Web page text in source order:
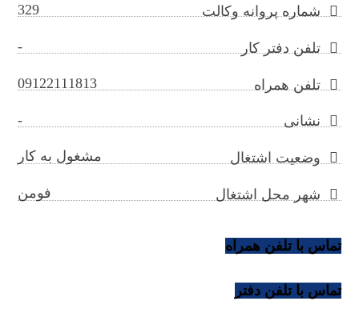
شماره پروانه وکالت 329
تلفن دفتر کار -
تلفن همراه 09122111813
نشانی -
وضعیت اشتغال مشغول به کار
شهر محل اشتغال فومن
تماس با تلفن همراه
تماس با تلفن دفتر